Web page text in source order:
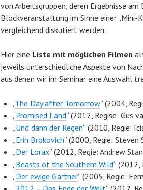
von Arbeitsgruppen, deren Ergebnisse
Blockveranstaltung im Sinne einer
vergleichend diskutiert werden.
Hier eine Liste mit möglichen Filmen
jeweils unterschiedliche Aspekte von
aus denen wir im Seminar eine Auswahl
„The Day after Tomorrow“ (2004,
„Promised Land“ (2012, Regise: Gus
„Und dann der Regen“ (2010, Regie:
„Erin Brokovich“ (2000, Regie: Steven
„Der Lorax“ (2012, Regie: Andrew
„Beasts of the Southern Wild“ (2012,
„Der ewige Gärtner“ (2005, Regie: